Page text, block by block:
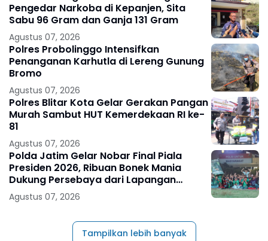
Pengedar Narkoba di Kepanjen, Sita
Sabu 96 Gram dan Ganja 131 Gram
Agustus 07, 2026
Polres Probolinggo Intensifkan
Penanganan Karhutla di Lereng Gunung
Bromo
Agustus 07, 2026
Polres Blitar Kota Gelar Gerakan Pangan
Murah Sambut HUT Kemerdekaan RI ke-
81
Agustus 07, 2026
Polda Jatim Gelar Nobar Final Piala
Presiden 2026, Ribuan Bonek Mania
Dukung Persebaya dari Lapangan
Mapolda
Agustus 07, 2026
Tampilkan lebih banyak